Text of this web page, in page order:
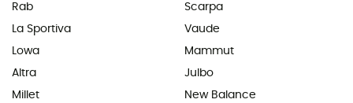
Rab
La Sportiva
Lowa
Altra
Millet
Scarpa
Vaude
Mammut
Julbo
New Balance